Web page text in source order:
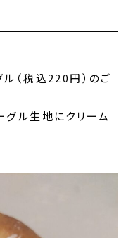
お知らせ一覧
（税込220円）のご
グル生地にクリーム